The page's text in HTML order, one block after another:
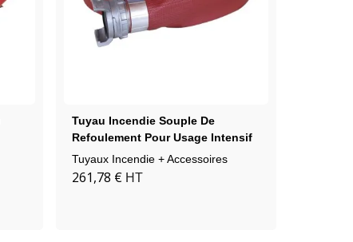
Tuyau Incendie Souple De
Refoulement Pour Usage Intensif
Tuyaux Incendie + Accessoires
261,78 € HT